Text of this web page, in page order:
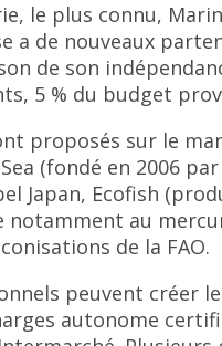
le plus connu,
a de nouveaux
de son
5 % du budget
proposés sur le
(fondé en 2006
Japan, Ecofish
notamment au
de la FAO.
peuvent créer
autonome